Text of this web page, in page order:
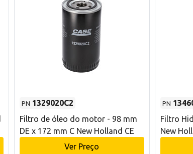
PN 1329020C2
Filtro de óleo do motor - 98 mm
DE x 172 mm C New Holland CE
Ver Preço
PN
Filtro
New